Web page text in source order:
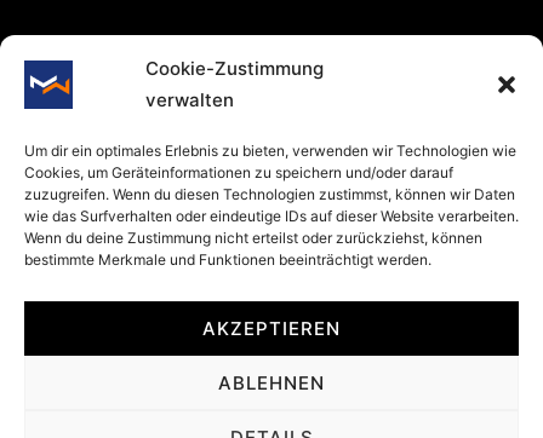
Cookie-Zustimmung
verwalten
Um dir ein optimales Erlebnis zu bieten, verwenden wir Technologien wie
Cookies, um Geräteinformationen zu speichern und/oder darauf
zuzugreifen. Wenn du diesen Technologien zustimmst, können wir Daten
wie das Surfverhalten oder eindeutige IDs auf dieser Website verarbeiten.
Wenn du deine Zustimmung nicht erteilst oder zurückziehst, können
bestimmte Merkmale und Funktionen beeinträchtigt werden.
AKZEPTIEREN
ABLEHNEN
Rechtliche Dinge
Impressum
Datenschutz